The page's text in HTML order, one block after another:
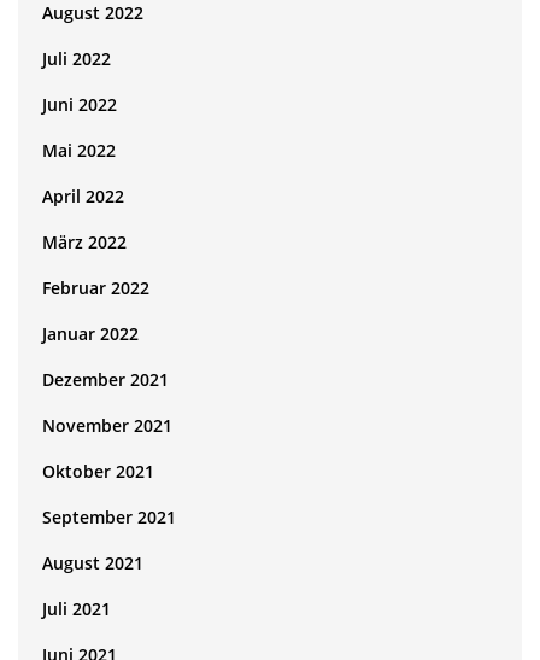
August 2022
Juli 2022
Juni 2022
Mai 2022
April 2022
März 2022
Februar 2022
Januar 2022
Dezember 2021
November 2021
Oktober 2021
September 2021
August 2021
Juli 2021
Juni 2021